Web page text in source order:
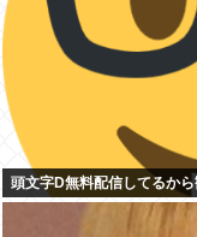
頭文字D無料配信してるか